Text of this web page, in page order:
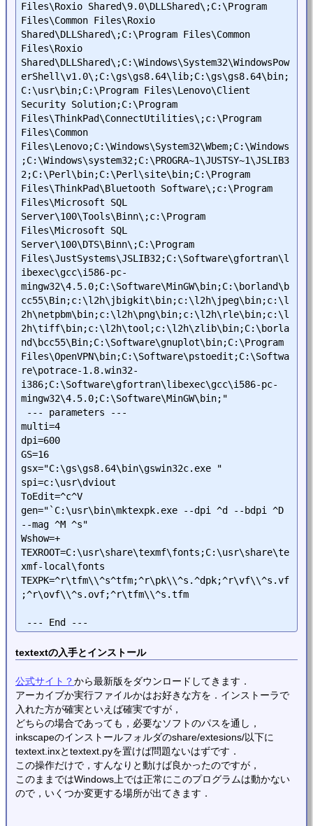
Files\Roxio Shared\9.0\DLLShared\;C:\Program
Files\Common Files\Roxio
Shared\DLLShared\;C:\Program Files\Common
Files\Roxio
Shared\DLLShared\;C:\Windows\System32\WindowsPow
erShell\v1.0\;C:\gs\gs8.64\lib;C:\gs\gs8.64\bin;
C:\usr\bin;C:\Program Files\Lenovo\Client
Security Solution;C:\Program
Files\ThinkPad\ConnectUtilities\;c:\Program
Files\Common
Files\Lenovo;C:\Windows\System32\Wbem;C:\Windows
;C:\Windows\system32;C:\PROGRA~1\JUSTSY~1\JSLIB3
2;C:\Perl\bin;C:\Perl\site\bin;C:\Program
Files\ThinkPad\Bluetooth Software\;c:\Program
Files\Microsoft SQL
Server\100\Tools\Binn\;c:\Program
Files\Microsoft SQL
Server\100\DTS\Binn\;C:\Program
Files\JustSystems\JSLIB32;C:\Software\gfortran\l
ibexec\gcc\i586-pc-
mingw32\4.5.0;C:\Software\MinGW\bin;C:\borland\b
cc55\Bin;c:\l2h\jbigkit\bin;c:\l2h\jpeg\bin;c:\l
2h\netpbm\bin;c:\l2h\png\bin;c:\l2h\rle\bin;c:\l
2h\tiff\bin;c:\l2h\tool;c:\l2h\zlib\bin;C:\borla
nd\bcc55\Bin;C:\Software\gnuplot\bin;C:\Program
Files\OpenVPN\bin;C:\Software\pstoedit;C:\Softwa
re\potrace-1.8.win32-
i386;C:\Software\gfortran\libexec\gcc\i586-pc-
mingw32\4.5.0;C:\Software\MinGW\bin;"
multi=4
dpi=600
GS=16
gsx="C:\gs\gs8.64\bin\gswin32c.exe "
spi=c:\usr\dviout
ToEdit=^c^V
gen="`C:\usr\bin\mktexpk.exe --dpi ^d --bdpi ^D
--mag ^M ^s"
Wshow=+
TEXROOT=C:\usr\share\texmf\fonts;C:\usr\share\te
xmf-local\fonts
TEXPK=^r\tfm\\^s^tfm;^r\pk\\^s.^dpk;^r\vf\\^s.vf
;^r\ovf\\^s.ovf;^r\tfm\\^s.tfm
textextの入手とインストール
公式サイト？から最新版をダウンロードしてきます．
アーカイブか実行ファイルかはお好きな方を．インストーラで
入れた方が確実といえば確実ですが，
どちらの場合であっても，必要なソフトのパスを通し，
inkscapeのインストールフォルダのshare/extesions/以下に
textext.inxとtextext.pyを置けば問題ないはずです．
この操作だけで，すんなりと動けば良かったのですが，
このままではWindows上では正常にこのプログラムは動かない
ので，いくつか変更する場所が出てきます．